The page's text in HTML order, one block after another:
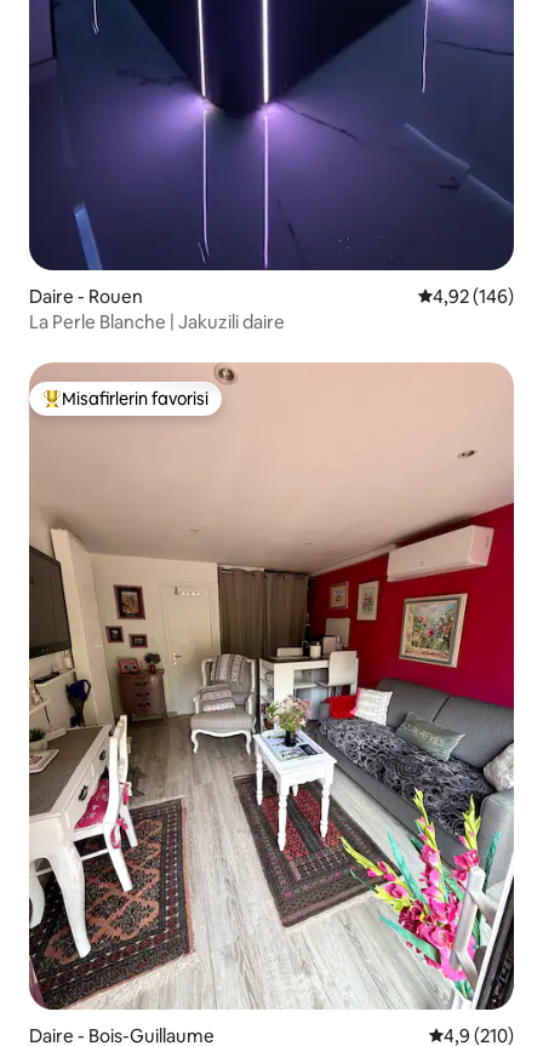
Daire - Rouen 5 üzerinden
4,92 (146)
La Perle Blanche | Jakuzili daire
Misafirlerin favorilerinden en beğenilenler arasında
Misafirlerin favorisi
Daire - Bois-Guillaume 5 üzerinden
4,9 (210)